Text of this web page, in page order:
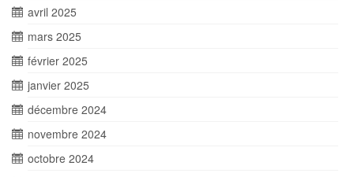
avril 2025
mars 2025
février 2025
janvier 2025
décembre 2024
novembre 2024
octobre 2024